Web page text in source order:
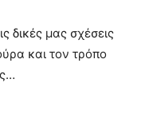
δικές μας σχέσεις
και τον τρόπο